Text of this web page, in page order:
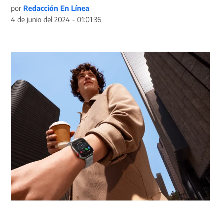
por Redacción En Línea
4 de junio del 2024 - 01:01:36